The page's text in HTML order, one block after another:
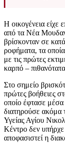
Η οικογένεια είχε
από τα Νέα
βρίσκονταν σε
ροφήματα, τα
με τις πρώτες
καρπό –
Στο σημείο
πρώτες βοήθειες
οποίο έφτασε
διατηρούσε ακόμα
Υγείας Αγίου
Κέντρο δεν
αποφασιστεί η